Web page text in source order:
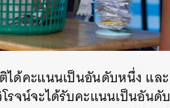
ได้คะแนนเป็นอันดับหนึ่ง และ
รจน์จะได้รับคะแนนเป็นอันดับ